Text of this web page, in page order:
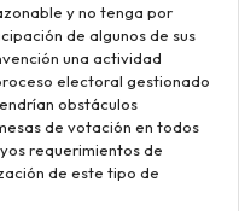
y no tenga por
de algunos de sus
una actividad
electoral gestionado
obstáculos
de votación en todos
requerimientos de
de este tipo de